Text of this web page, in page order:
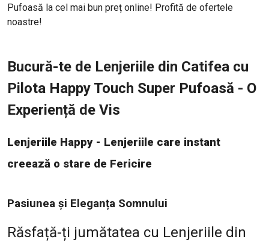
Pufoasă la cel mai bun preț online! Profită de ofertele
noastre!
Bucură-te de Lenjeriile din Catifea cu
Pilota Happy Touch Super Pufoasă - O
Experiență de Vis
Lenjeriile Happy - Lenjeriile care instant
creează o stare de Fericire
Pasiunea și Eleganța Somnului
Răsfață-ți jumătatea cu Lenjeriile din